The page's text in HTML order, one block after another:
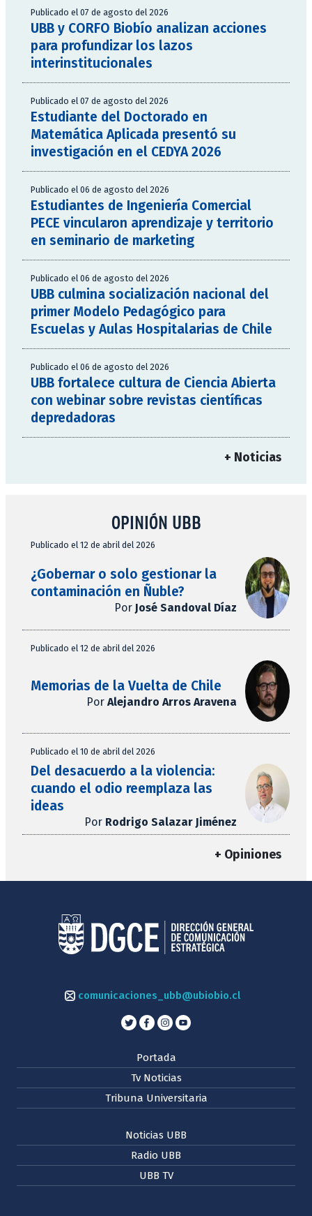
Publicado el 07 de agosto del 2026
UBB y CORFO Biobío analizan acciones
para profundizar los lazos
interinstitucionales
Publicado el 07 de agosto del 2026
Estudiante del Doctorado en
Matemática Aplicada presentó su
investigación en el CEDYA 2026
Publicado el 06 de agosto del 2026
Estudiantes de Ingeniería Comercial
PECE vincularon aprendizaje y territorio
en seminario de marketing
Publicado el 06 de agosto del 2026
UBB culmina socialización nacional del
primer Modelo Pedagógico para
Escuelas y Aulas Hospitalarias de Chile
Publicado el 06 de agosto del 2026
UBB fortalece cultura de Ciencia Abierta
con webinar sobre revistas científicas
depredadoras
+ Noticias
OPINIÓN UBB
Publicado el 12 de abril del 2026
¿Gobernar o solo gestionar la
contaminación en Ñuble?
Por José Sandoval Díaz
Publicado el 12 de abril del 2026
Memorias de la Vuelta de Chile
Por Alejandro Arros Aravena
Publicado el 10 de abril del 2026
Del desacuerdo a la violencia:
cuando el odio reemplaza las
ideas
Por Rodrigo Salazar Jiménez
+ Opiniones
comunicaciones_ubb@ubiobio.cl
Portada
Tv Noticias
Tribuna Universitaria
Noticias UBB
Radio UBB
UBB TV